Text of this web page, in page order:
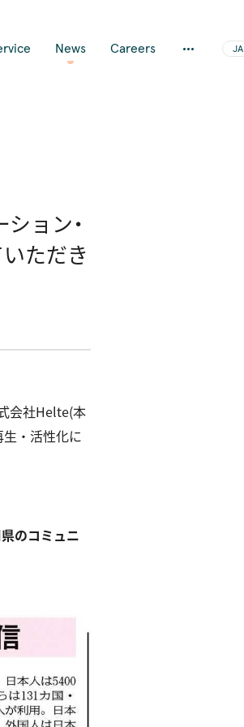
News Careers
JA
ョン・
ただき
会社Helte(本
生・活性化に
のコミュニ